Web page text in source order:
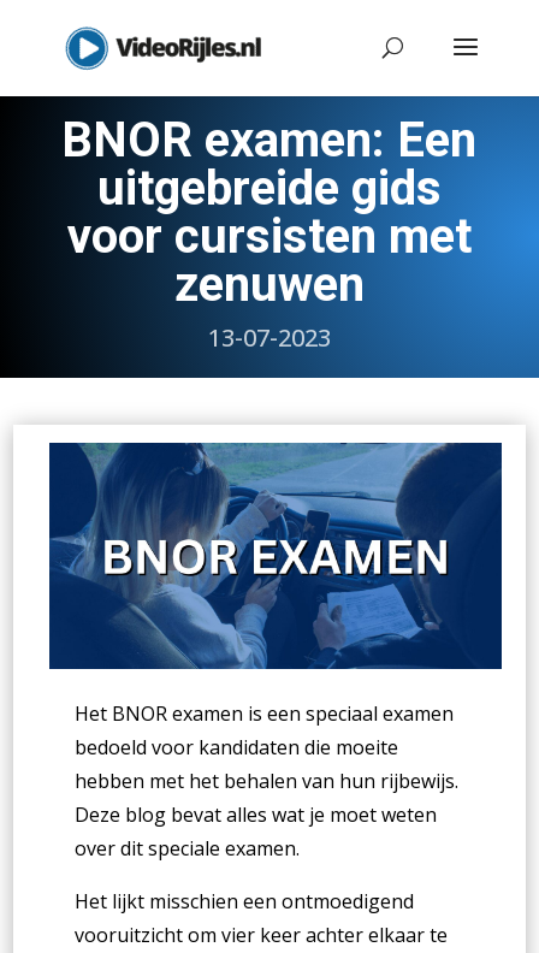
BNOR examen: Een
uitgebreide gids
voor cursisten met
zenuwen
13-07-2023
Het BNOR examen is een speciaal examen
bedoeld voor kandidaten die moeite
hebben met het behalen van hun rijbewijs.
Deze blog bevat alles wat je moet weten
over dit speciale examen.
Het lijkt misschien een ontmoedigend
vooruitzicht om vier keer achter elkaar te